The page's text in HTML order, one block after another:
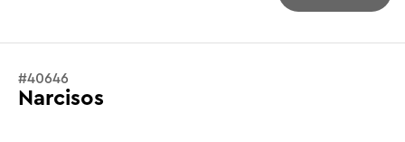
#40646
Narcisos